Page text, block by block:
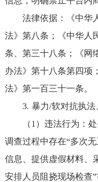
法律依据：《中华
法》第八条；《中华人
条、第三十八条；《网
办法》第十八条第四项
法》第一百三十一条。
3. 暴力/软对抗执
（1）违法行为：
调查过程中存在“多次
信息、提供虚假材料、
安排人员阻挠现场检查